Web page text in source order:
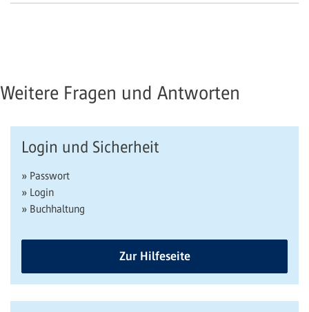
Weitere Fragen und Antworten
Login und Sicherheit
» Passwort
» Login
» Buchhaltung
Zur Hilfeseite